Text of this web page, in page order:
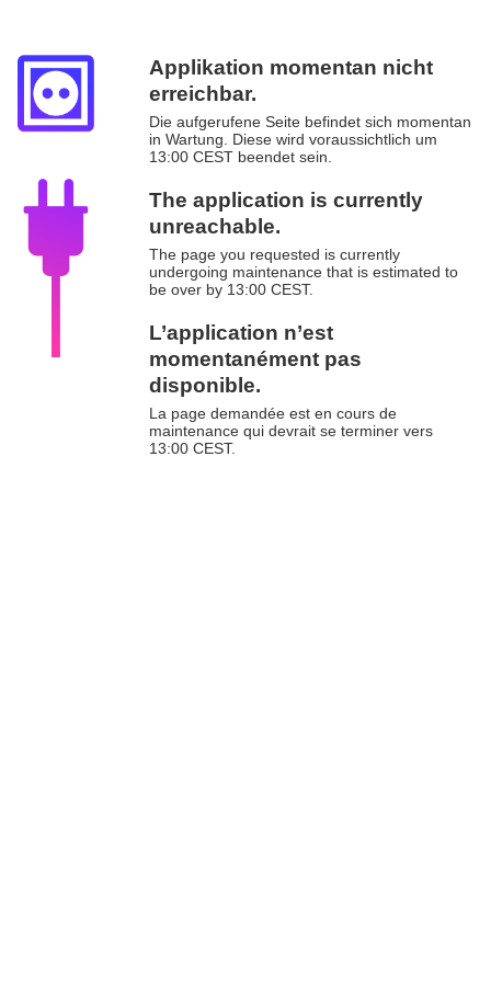
Applikation momentan nicht
erreichbar.
Die aufgerufene Seite befindet sich momentan
in Wartung. Diese wird voraussichtlich um
13:00 CEST beendet sein.
The application is currently
unreachable.
The page you requested is currently
undergoing maintenance that is estimated to
be over by 13:00 CEST.
L’application n’est
momentanément pas
disponible.
La page demandée est en cours de
maintenance qui devrait se terminer vers
13:00 CEST.